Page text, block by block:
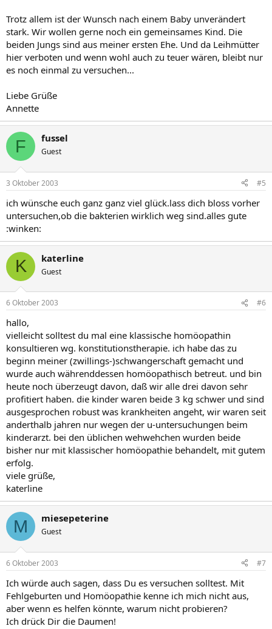
Trotz allem ist der Wunsch nach einem Baby unverändert
stark. Wir wollen gerne noch ein gemeinsames Kind. Die
beiden Jungs sind aus meiner ersten Ehe. Und da Leihmütter
hier verboten und wenn wohl auch zu teuer wären, bleibt nur
es noch einmal zu versuchen...
Liebe Grüße
Annette
F fussel
Guest
3 Oktober 2003 #5
ich wünsche euch ganz ganz viel glück.lass dich bloss vorher
untersuchen,ob die bakterien wirklich weg sind.alles gute
:winken:
K katerline
Guest
6 Oktober 2003 #6
hallo,
vielleicht solltest du mal eine klassische homöopathin
konsultieren wg. konstitutionstherapie. ich habe das zu
beginn meiner (zwillings-)schwangerschaft gemacht und
wurde auch währenddessen homöopathisch betreut. und bin
heute noch überzeugt davon, daß wir alle drei davon sehr
profitiert haben. die kinder waren beide 3 kg schwer und sind
ausgesprochen robust was krankheiten angeht, wir waren seit
anderthalb jahren nur wegen der u-untersuchungen beim
kinderarzt. bei den üblichen wehwehchen wurden beide
bisher nur mit klassischer homöopathie behandelt, mit gutem
erfolg.
viele grüße,
katerline
M miesepeterine
Guest
6 Oktober 2003 #7
Ich würde auch sagen, dass Du es versuchen solltest. Mit
Fehlgeburten und Homöopathie kenne ich mich nicht aus,
aber wenn es helfen könnte, warum nicht probieren?
Ich drück Dir die Daumen!